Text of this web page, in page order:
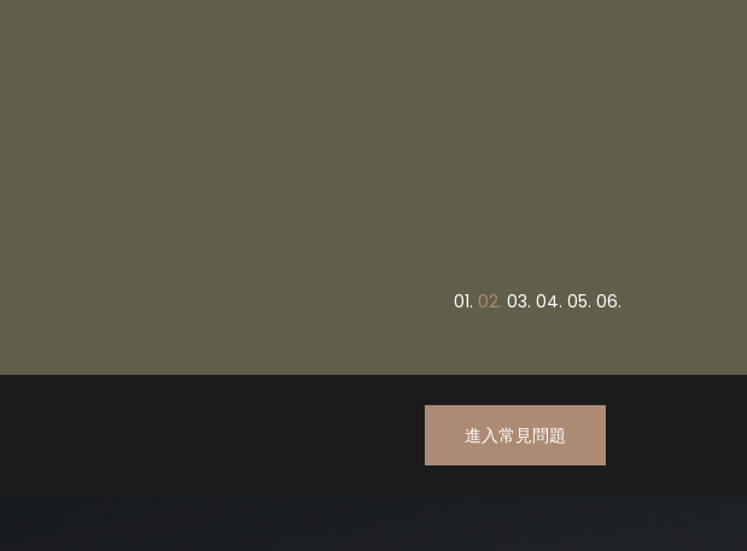
01. 02. 03. 04. 05. 06.
進入常見問題